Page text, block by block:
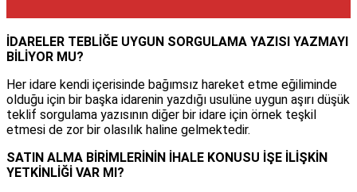
İDARELER TEBLİĞE UYGUN SORGULAMA YAZISI YAZMAYI
BİLİYOR MU?
Her idare kendi içerisinde bağımsız hareket etme eğiliminde
olduğu için bir başka idarenin yazdığı usulüne uygun aşırı düşük
teklif sorgulama yazısının diğer bir idare için örnek teşkil
etmesi de zor bir olasılık haline gelmektedir.
SATIN ALMA BİRİMLERİNİN İHALE KONUSU İŞE İLİŞKİN
YETKİNLİĞİ VAR MI?